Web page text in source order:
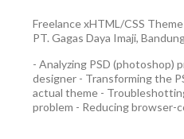
Freelance xHTML/CSS
PT. Gagas Daya Imaji,
- Analyzing PSD (photoshop)
designer - Transforming the
actual theme -
problem - Reducing